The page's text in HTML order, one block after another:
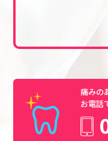
痛みの
お電話